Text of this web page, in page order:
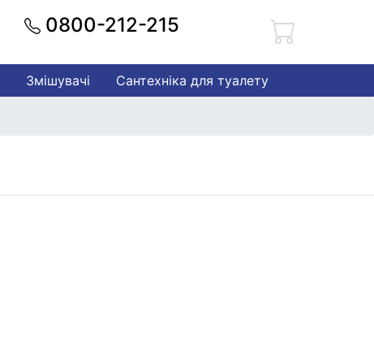
0800-212-215
Змішувачі Сантехніка для туалету